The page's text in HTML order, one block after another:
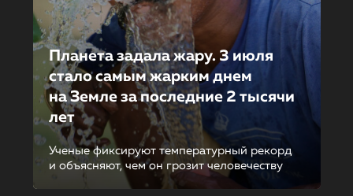
Планета задала жару. 3 июля
стало самым жарким днем
на Земле за последние 2 тысячи
лет
Ученые фиксируют температурный рекорд
и объясняют, чем он грозит человечеству